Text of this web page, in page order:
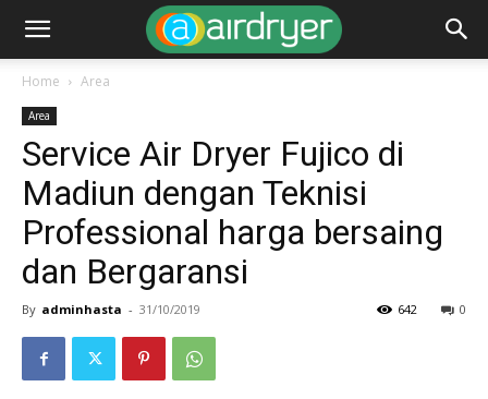
Home Area
Area
Service Air Dryer Fujico di
Madiun dengan Teknisi
Professional harga bersaing
dan Bergaransi
By adminhasta - 31/10/2019 0
642